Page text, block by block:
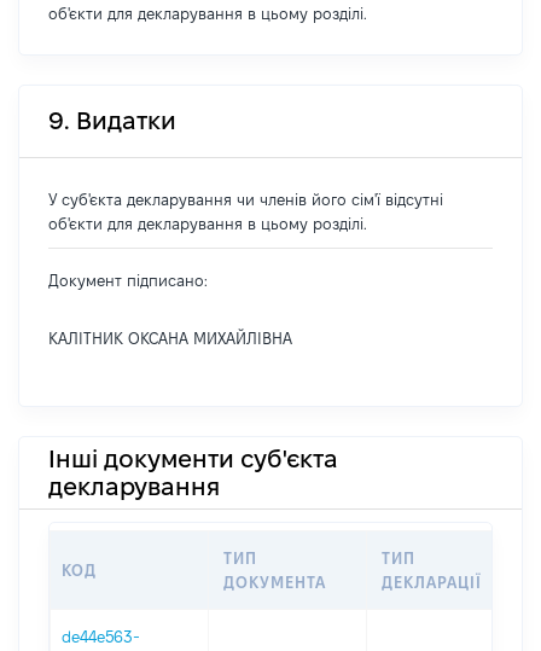
об'єкти для декларування в цьому розділі.
9. Видатки
У суб'єкта декларування чи членів його сім'ї відсутні
об'єкти для декларування в цьому розділі.
Документ підписано:
КАЛІТНИК ОКСАНА МИХАЙЛІВНА
Інші документи суб'єкта
декларування
КОД
ТИП
ДОКУМЕНТА
ТИП
ДЕКЛАРАЦІЇ
de44e563-